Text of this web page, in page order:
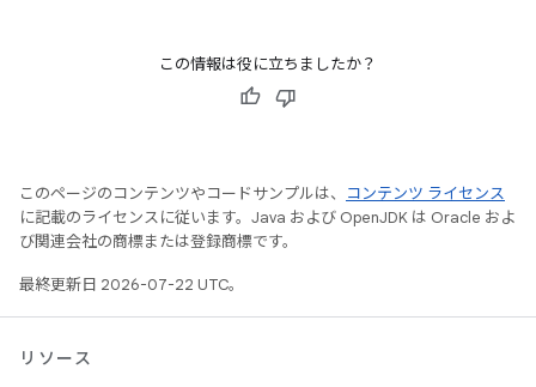
この情報は役に立ちましたか？
このページのコンテンツやコードサンプルは、
コンテンツ ライセンス
に記載のライセンスに従います。Java および OpenJDK は Oracle およ
び関連会社の商標または登録商標です。
最終更新日 2026-07-22 UTC。
リソース